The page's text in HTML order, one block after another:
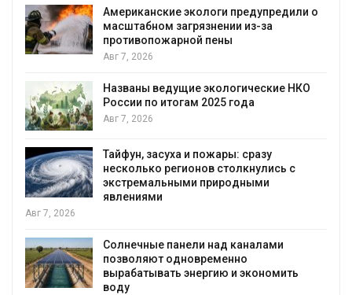
Американские экологи предупредили о
масштабном загрязнении из-за
противопожарной пены
Авг 7, 2026
Названы ведущие экологические НКО
России по итогам 2025 года
Авг 7, 2026
Тайфун, засуха и пожары: сразу
несколько регионов столкнулись с
экстремальными природными
явлениями
Авг 7, 2026
Солнечные панели над каналами
позволяют одновременно
вырабатывать энергию и экономить
воду